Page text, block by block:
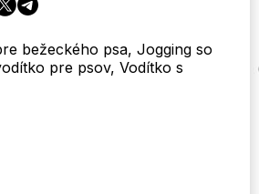
bežeckého psa, Jogging so
pre psov, Vodítko s